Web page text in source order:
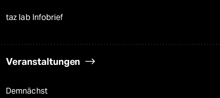
taz lab Infobrief
Veranstaltungen
Demnächst